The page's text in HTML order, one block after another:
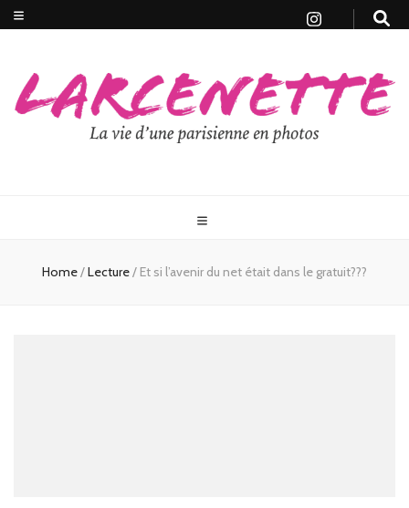
Home/Lecture/ Et si l’avenir du net était dans le gratuit???